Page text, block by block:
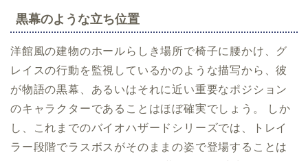
黒幕のような立ち位置
洋館風の建物のホールらしき場所で椅子に腰かけ、グ
レイスの行動を監視しているかのような描写から、彼
が物語の黒幕、あるいはそれに近い重要なポジション
のキャラクターであることはほぼ確実でしょう。 しか
し、これまでのバイオハザードシリーズでは、トレイ
ラー段階でラスボスがそのままの姿で登場することは